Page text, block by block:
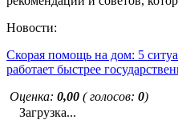
Новости:
Скорая помощь на дом: 5
работает быстрее
Оценка: 0,00 ( голосов: 0)
Загрузка...